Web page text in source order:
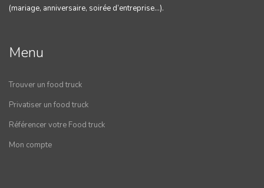
(mariage, anniversaire, soirée d’entreprise…).
Menu
Trouver un food truck
Privatiser un food truck
Référencer votre Food truck
Mon compte